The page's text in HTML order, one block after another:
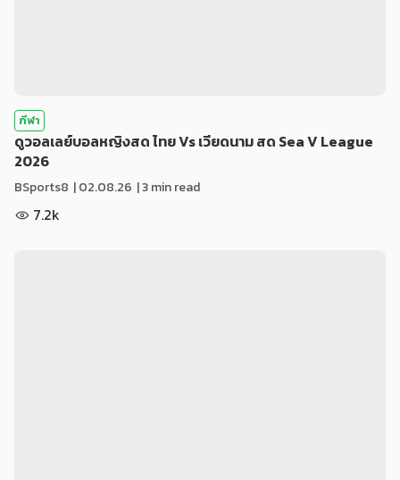
กีฬา
ดูวอลเลย์บอลหญิงสด ไทย Vs เวียดนาม สด Sea V League
2026
BSports8 |02.08.26 | 3 min read
7.2k